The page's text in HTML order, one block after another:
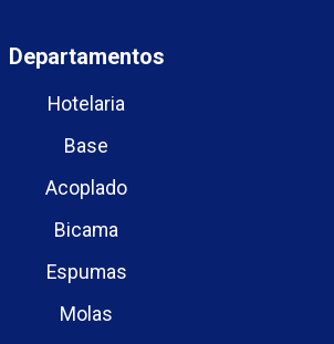
Departamentos
Hotelaria
Base
Acoplado
Bicama
Espumas
Molas